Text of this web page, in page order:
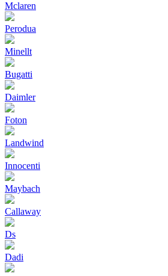
Mclaren
Perodua
Minellt
Bugatti
Daimler
Foton
Landwind
Innocenti
Maybach
Callaway
Ds
Dadi